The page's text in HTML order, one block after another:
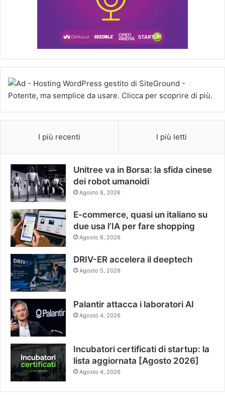
I più recenti I più letti
Unitree va in Borsa: la sfida cinese
dei robot umanoidi
Agosto 8, 2026
E-commerce, quasi un italiano su
due usa l’IA per fare shopping
Agosto 6, 2026
DRIV-ER accelera il deeptech
Agosto 5, 2026
Palantir attacca i laboratori AI
Agosto 4, 2026
Incubatori certificati di startup: la
lista aggiornata [Agosto 2026]
Agosto 4, 2026